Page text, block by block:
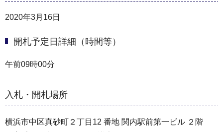
2020年3月16日
開札予定日詳細（時間等）
午前09時00分
入札・開札場所
横浜市中区真砂町２丁目12 番地 関内駅前第一ビル ２階